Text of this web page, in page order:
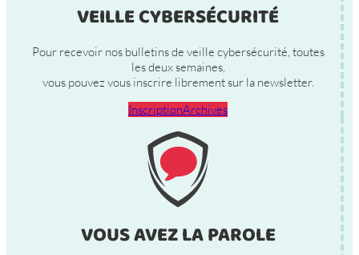
VEILLE CYBERSÉCURITÉ
Pour recevoir nos bulletins de veille cybersécurité, toutes
les deux semaines,
vous pouvez vous inscrire librement sur la newsletter.
InscriptionArchives
VOUS AVEZ LA PAROLE